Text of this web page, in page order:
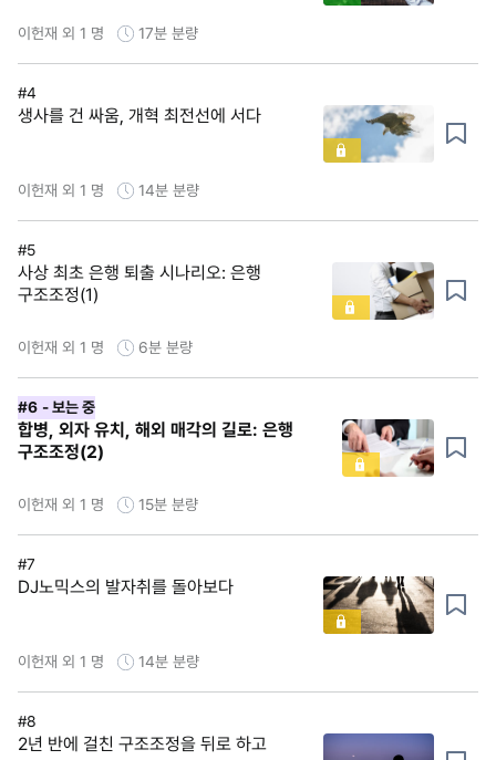
이헌재 외 1 명 17분 분량
#4
생사를 건 싸움, 개혁 최전선에 서다
이헌재 외 1 명 14분 분량
#5
사상 최초 은행 퇴출 시나리오: 은행
구조조정(1)
이헌재 외 1 명 6분 분량
#6 - 보는 중
합병, 외자 유치, 해외 매각의 길로: 은행
구조조정(2)
이헌재 외 1 명 15분 분량
#7
DJ노믹스의 발자취를 돌아보다
이헌재 외 1 명 14분 분량
#8
2년 반에 걸친 구조조정을 뒤로 하고